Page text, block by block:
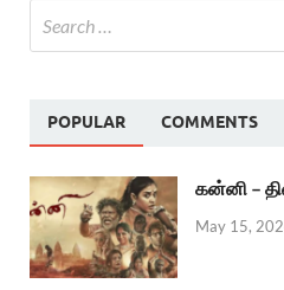
POPULAR COMMENTS
கன்னி –
May 15,